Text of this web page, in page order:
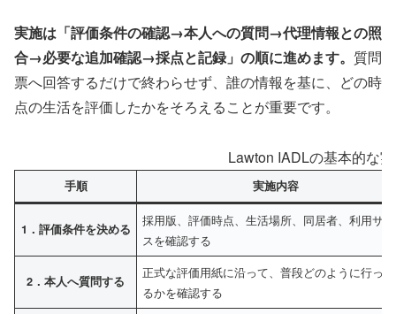
実施は「評価条件の確認→本人への質問→代理情報との照
合→必要な追加確認→採点と記録」の順に進めます。 質問
票へ回答するだけで終わらせず、誰の情報を基に、どの時
点の生活を評価したかをそろえることが重要です。
Lawton IADLの基本的な
手順 実施内容
1．評価条件を決める
採用版、評価時点、生活場所、同居者、利用サ
スを確認する
2．本人へ質問する
正式な評価用紙に沿って、普段どのように行っ
るかを確認する